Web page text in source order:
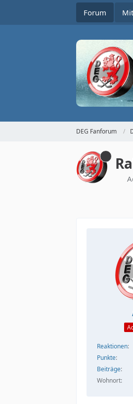
Forum
DEG Fanforum
Reaktionen
Punkte
Beiträge
Wohnort